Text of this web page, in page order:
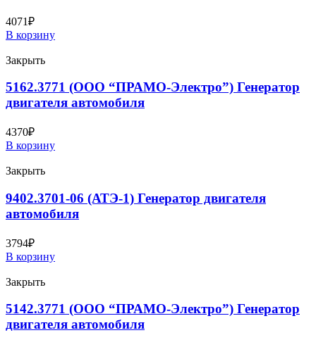
4071₽
В корзину
Закрыть
5162.3771 (ООО “ПРАМО-Электро”) Генератор
двигателя автомобиля
4370₽
В корзину
Закрыть
9402.3701-06 (АТЭ-1) Генератор двигателя
автомобиля
3794₽
В корзину
Закрыть
5142.3771 (ООО “ПРАМО-Электро”) Генератор
двигателя автомобиля